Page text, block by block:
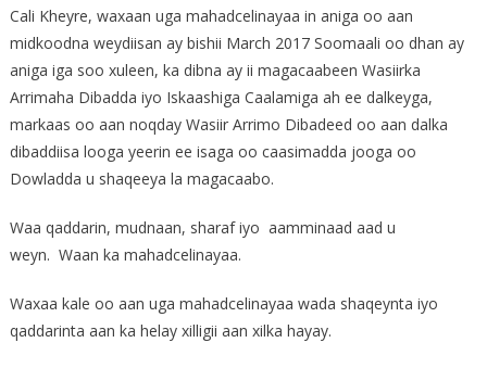
Cali Kheyre, waxaan uga mahadcelinayaa in aniga oo aan
midkoodna weydiisan ay bishii March 2017 Soomaali oo dhan ay
aniga iga soo xuleen, ka dibna ay ii magacaabeen Wasiirka
Arrimaha Dibadda iyo Iskaashiga Caalamiga ah ee dalkeyga,
markaas oo aan noqday Wasiir Arrimo Dibadeed oo aan dalka
dibaddiisa looga yeerin ee isaga oo caasimadda jooga oo
Dowladda u shaqeeya la magacaabo.
Waa qaddarin, mudnaan, sharaf iyo aamminaad aad u
weyn. Waan ka mahadcelinayaa.
Waxaa kale oo aan uga mahadcelinayaa wada shaqeynta iyo
qaddarinta aan ka helay xilligii aan xilka hayay.